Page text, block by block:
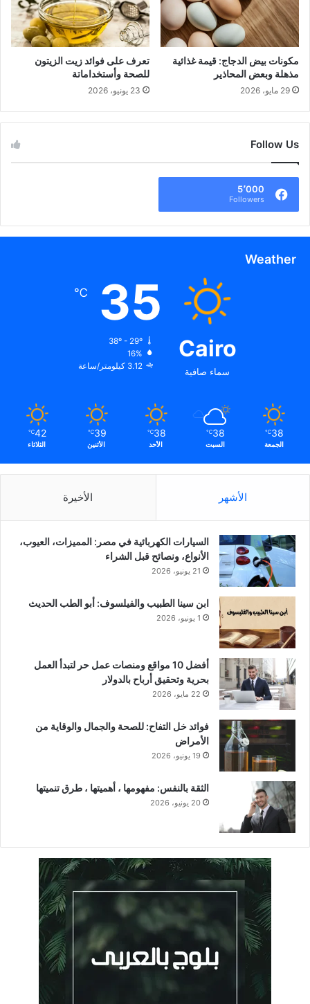
مكونات بيض الدجاج: قيمة غذائية
مذهلة وبعض المحاذير
29 مايو، 2026
تعرف على فوائد زيت الزيتون
للصحة وأستخداماتة
23 يونيو، 2026
Follow Us
5٬000
Followers
Weather
Cairo
سماء صافية
35
℃
38º - 29º
16%
3.12 كيلومتر/ساعة
38
℃
الجمعة
38
℃
السبت
38
℃
الأحد
39
℃
الأثنين
42
℃
الثلاثاء
الأشهر الأخيرة
السيارات الكهربائية في مصر: المميزات، العيوب،
الأنواع، ونصائح قبل الشراء
21 يونيو، 2026
ابن سينا الطبيب والفيلسوف: أبو الطب الحديث
1 يونيو، 2026
أفضل 10 مواقع ومنصات عمل حر لتبدأ العمل
بحرية وتحقيق أرباح بالدولار
22 مايو، 2026
فوائد خل التفاح: للصحة والجمال والوقاية من
الأمراض
19 يونيو، 2026
الثقة بالنفس: مفهومها ، أهميتها ، طرق تنميتها
20 يونيو، 2026